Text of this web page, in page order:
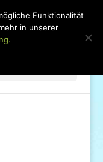
Funktionalität
in unserer